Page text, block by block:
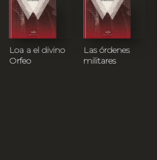
Loa a el divino
Orfeo
Las órdenes
militares